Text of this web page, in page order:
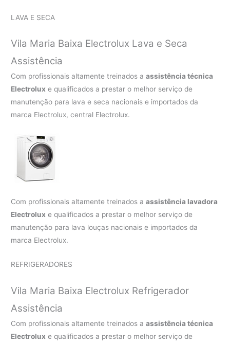
LAVA E SECA
Vila Maria Baixa Electrolux Lava e Seca
Assistência
Com profissionais altamente treinados aassistência técnica
Electrolux e qualificados a prestar o melhor serviço de
manutenção para lava e seca nacionais e importados da
marca Electrolux, central Electrolux.
Com profissionais altamente treinados aassistência lavadora
Electrolux e qualificados a prestar o melhor serviço de
manutenção para lava louças nacionais e importados da
marca Electrolux.
REFRIGERADORES
Vila Maria Baixa Electrolux Refrigerador
Assistência
Com profissionais altamente treinados aassistência técnica
Electrolux e qualificados a prestar o melhor serviço de